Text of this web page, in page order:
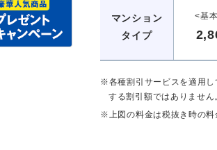
マンション
タイプ
<基
※各種割引サービスを適用し
する割引額ではありません
※上図の料金は税抜き時の料